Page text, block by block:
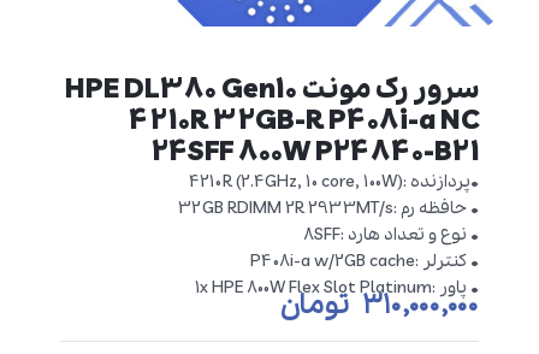
سرور رک مونت HPE DL380 Gen10
4210R 32GB-R P408i-a NC
24SFF 800W P24840-B21
•پردازنده :4210R (2.4GHz, 10 core, 100W)
• حافظه رم :32GB RDIMM 2R 2933MT/s
• نوع و تعداد هارد :8SFF
• کنترلر :P408i-a w/2GB cache
• پاور :1x HPE 800W Flex Slot Platinum
۳۱۰,۰۰۰,۰۰۰ تومان